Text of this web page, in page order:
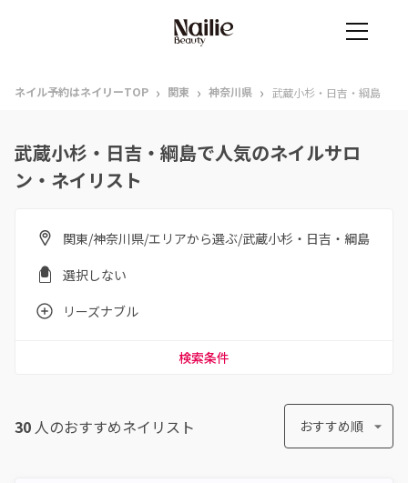
ネイル予約はネイリーTOP › 関東 › 神奈川県 › 武蔵小杉・日吉・綱島
武蔵小杉・日吉・綱島で人気のネイルサロ
ン・ネイリスト
関東/神奈川県/エリアから選ぶ/武蔵小杉・日吉・綱島
選択しない
リーズナブル
検索条件
30 人のおすすめネイリスト おすすめ順